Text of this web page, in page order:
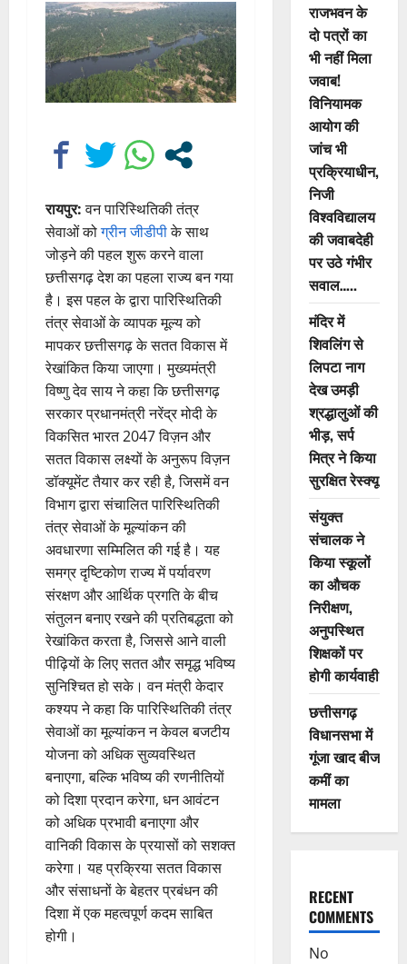
रायपुर:वन पारिस्थितिकी तंत्र
सेवाओं कोग्रीन जीडीपीके साथ
जोड़ने की पहल शुरू करने वाला
छत्तीसगढ़ देश का पहला राज्य बन गया
है। इस पहल के द्वारा पारिस्थितिकी
तंत्र सेवाओं के व्यापक मूल्य को
मापकर छत्तीसगढ़ के सतत विकास में
रेखांकित किया जाएगा। मुख्यमंत्री
विष्णु देव साय ने कहा कि छत्तीसगढ़
सरकार प्रधानमंत्री नरेंद्र मोदी के
विकसित भारत 2047 विज़न और
सतत विकास लक्ष्यों के अनुरूप विज़न
डॉक्यूमेंट तैयार कर रही है, जिसमें वन
विभाग द्वारा संचालित पारिस्थितिकी
तंत्र सेवाओं के मूल्यांकन की
अवधारणा सम्मिलित की गई है। यह
समग्र दृष्टिकोण राज्य में पर्यावरण
संरक्षण और आर्थिक प्रगति के बीच
संतुलन बनाए रखने की प्रतिबद्धता को
रेखांकित करता है, जिससे आने वाली
पीढ़ियों के लिए सतत और समृद्ध भविष्य
सुनिश्चित हो सके। वन मंत्री केदार
कश्यप ने कहा कि पारिस्थितिकी तंत्र
सेवाओं का मूल्यांकन न केवल बजटीय
योजना को अधिक सुव्यवस्थित
बनाएगा, बल्कि भविष्य की रणनीतियों
को दिशा प्रदान करेगा, धन आवंटन
को अधिक प्रभावी बनाएगा और
वानिकी विकास के प्रयासों को सशक्त
करेगा। यह प्रक्रिया सतत विकास
और संसाधनों के बेहतर प्रबंधन की
दिशा में एक महत्वपूर्ण कदम साबित
होगी।
राजभवन के
दो पत्रों का
भी नहीं मिला
जवाब!
विनियामक
आयोग की
जांच भी
प्रक्रियाधीन,
निजी
विश्वविद्यालय
की जवाबदेही
पर उठे गंभीर
सवाल…..
मंदिर में
शिवलिंग से
लिपटा नाग
देख उमड़ी
श्रद्धालुओं की
भीड़, सर्प
मित्र ने किया
सुरक्षित रेस्क्यू
संयुक्त
संचालक ने
किया स्कूलों
का औचक
निरीक्षण,
अनुपस्थित
शिक्षकों पर
होगी कार्यवाही
छत्तीसगढ़
विधानसभा में
गूंजा खाद बीज
कमीं का
मामला
RECENT
COMMENTS
No